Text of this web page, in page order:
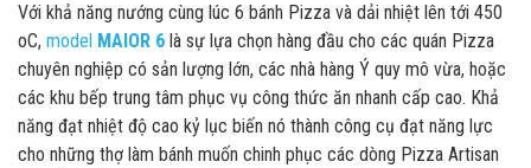
Với khả năng nướng cùng lúc 6 bánh Pizza và dải nhiệt lên tới 450
oC, model MAIOR 6 là sự lựa chọn hàng đầu cho các quán Pizza
chuyên nghiệp có sản lượng lớn, các nhà hàng Ý quy mô vừa, hoặc
các khu bếp trung tâm phục vụ công thức ăn nhanh cấp cao. Khả
năng đạt nhiệt độ cao kỷ lục biến nó thành công cụ đạt năng lực
cho những thợ làm bánh muốn chinh phục các dòng Pizza Artisan